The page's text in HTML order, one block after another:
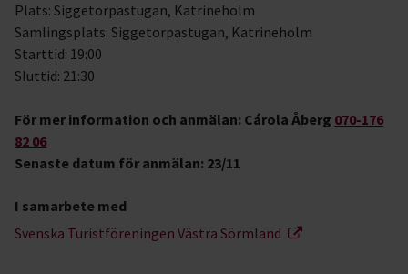
Plats: Siggetorpastugan, Katrineholm
Samlingsplats: Siggetorpastugan, Katrineholm
Starttid: 19:00
Sluttid: 21:30
För mer information och anmälan: Cárola Åberg 070-176
82 06
Senaste datum för anmälan: 23/11
I samarbete med
Svenska Turistföreningen Västra Sörmland